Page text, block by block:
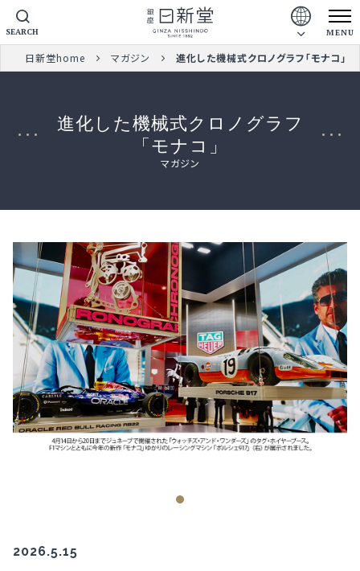
MENU
SEARCH
日新堂home マガジン 進化した機械式クロノグラフ「モナコ」
進化した機械式クロノグラフ
「モナコ」
マガジン
2026.5.15